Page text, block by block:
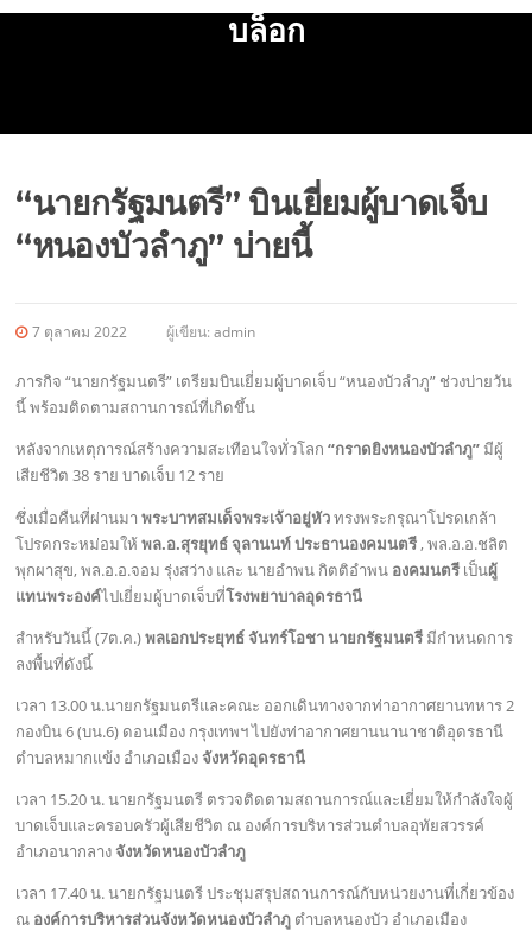
บล็อก
“นายกรัฐมนตรี” บินเยี่ยมผู้บาดเจ็บ
“หนองบัวลำภู” บ่ายนี้
7 ตุลาคม 2022 ผู้เขียน:admin
ภารกิจ “นายกรัฐมนตรี” เตรียมบินเยี่ยมผู้บาดเจ็บ “หนองบัวลำภู” ช่วงบ่ายวัน
นี้ พร้อมติดตามสถานการณ์ที่เกิดขึ้น
หลังจากเหตุการณ์สร้างความสะเทือนใจทั่วโลก“กราดยิงหนองบัวลำภู” มีผู้
เสียชีวิต 38 ราย บาดเจ็บ 12 ราย
ซึ่งเมื่อคืนที่ผ่านมาพระบาทสมเด็จพระเจ้าอยู่หัวทรงพระกรุณาโปรดเกล้า
โปรดกระหม่อมให้พล.อ.สุรยุทธ์ จุลานนท์ ประธานองคมนตรี , พล.อ.อ.ชลิต
พุกผาสุข, พล.อ.อ.จอม รุ่งสว่าง และ นายอําพน กิตติอําพน องคมนตรี เป็นผู้
แทนพระองค์ไปเยี่ยมผู้บาดเจ็บที่โรงพยาบาลอุดรธานี
สำหรับวันนี้ (7ต.ค.)พลเอกประยุทธ์ จันทร์โอชา นายกรัฐมนตรี มีกำหนดการ
ลงพื้นที่ดังนี้
เวลา 13.00 น.นายกรัฐมนตรีและคณะ ออกเดินทางจากท่าอากาศยานทหาร 2
กองบิน 6 (บน.6) ดอนเมือง กรุงเทพฯ ไปยังท่าอากาศยานนานาชาติอุดรธานี
ตำบลหมากแข้ง อำเภอเมืองจังหวัดอุดรธานี
เวลา 15.20 น. นายกรัฐมนตรี ตรวจติดตามสถานการณ์และเยี่ยมให้กําลังใจผู้
บาดเจ็บและครอบครัวผู้เสียชีวิต ณ องค์การบริหารส่วนตำบลอุทัยสวรรค์
อำเภอนากลางจังหวัดหนองบัวลำภู
เวลา 17.40 น. นายกรัฐมนตรี ประชุมสรุปสถานการณ์กับหน่วยงานที่เกี่ยวข้อง
ณ องค์การบริหารส่วนจังหวัดหนองบัวลำภู ตำบลหนองบัว อำเภอเมือง